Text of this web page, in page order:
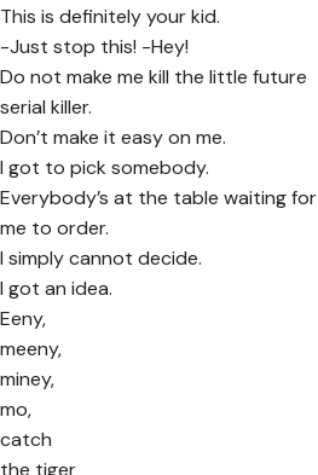
This is definitely your kid.
-Just stop this! -Hey!
Do not make me kill the little future
serial killer.
Don’t make it easy on me.
I got to pick somebody.
Everybody’s at the table waiting for
me to order.
I simply cannot decide.
I got an idea.
Eeny,
meeny,
miney,
mo,
catch
the tiger